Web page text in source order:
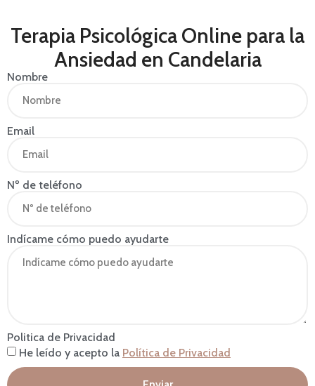
Terapia Psicológica Online para la
Ansiedad en Candelaria
Nombre
Email
Nº de teléfono
Indícame cómo puedo ayudarte
Politica de Privacidad
He leído y acepto la Política de Privacidad